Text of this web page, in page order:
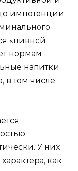
импотенции
«пивной
нормам
напитки
в том числе
У них
как